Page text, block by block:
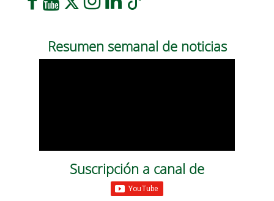
Resumen semanal de noticias
Suscripción a canal de